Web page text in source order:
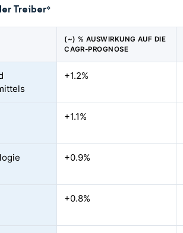
Treiber*
(~) % AUSWIRKUNG AUF DIE
CAGR-PROGNOSE
+1.2%
+1.1%
+0.9%
+0.8%